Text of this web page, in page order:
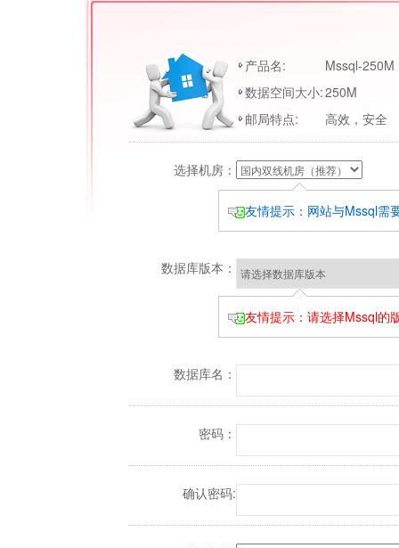
产品名:
Mssql-250M
数据空间大小:250M
邮局特点:
高效，安全
选择机房：
友情提示：网站与Mssql需
数据库版本：
友情提示：请选择Mssql的
数据库名：
密码：
确认密码: